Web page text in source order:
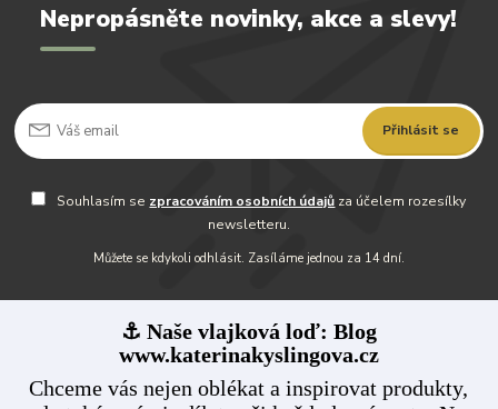
Nepropásněte novinky, akce a slevy!
Přihlásit se
Souhlasím se zpracováním osobních údajů za účelem rozesílky
newsletteru.
Můžete se kdykoli odhlásit. Zasíláme jednou za 14 dní.
⚓ Naše vlajková loď: Blog
www.katerinakyslingova.cz
Chceme vás nejen oblékat a inspirovat produkty,